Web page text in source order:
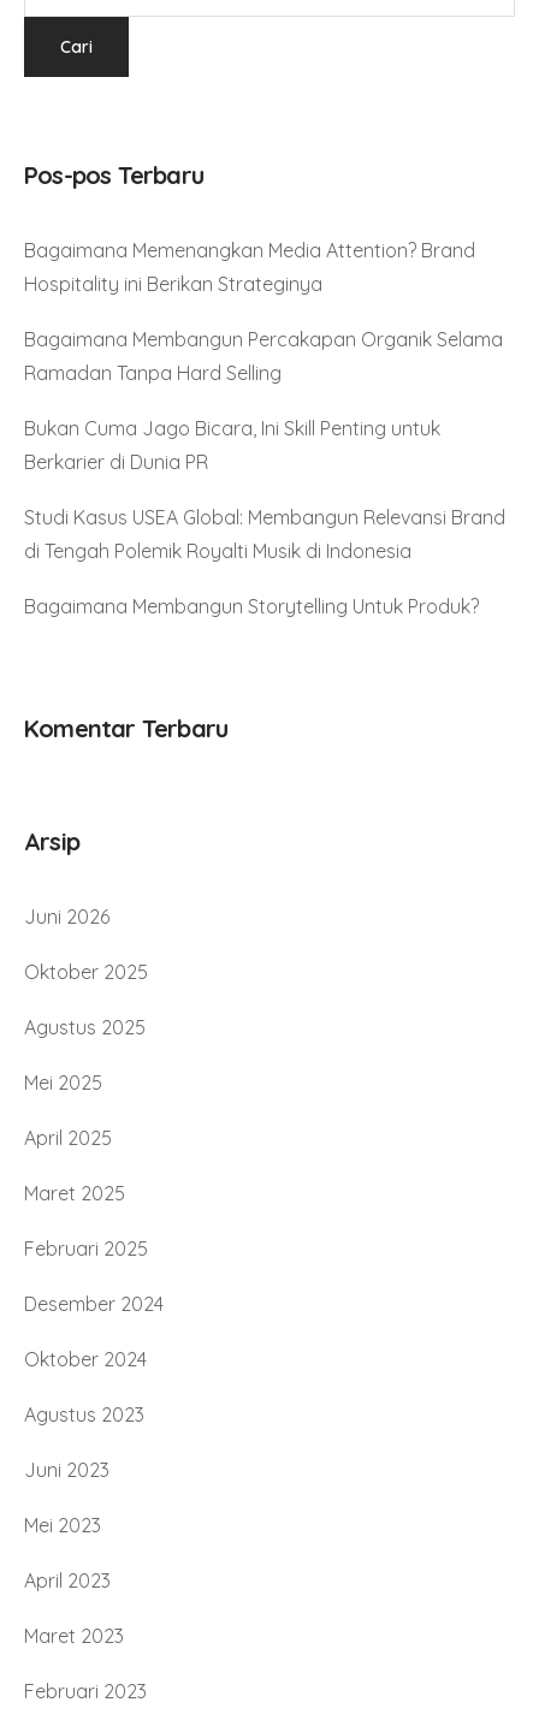
Pos-pos Terbaru
Bagaimana Memenangkan Media Attention? Brand
Hospitality ini Berikan Strateginya
Bagaimana Membangun Percakapan Organik Selama
Ramadan Tanpa Hard Selling
Bukan Cuma Jago Bicara, Ini Skill Penting untuk
Berkarier di Dunia PR
Studi Kasus USEA Global: Membangun Relevansi Brand
di Tengah Polemik Royalti Musik di Indonesia
Bagaimana Membangun Storytelling Untuk Produk?
Komentar Terbaru
Arsip
Juni 2026
Oktober 2025
Agustus 2025
Mei 2025
April 2025
Maret 2025
Februari 2025
Desember 2024
Oktober 2024
Agustus 2023
Juni 2023
Mei 2023
April 2023
Maret 2023
Februari 2023